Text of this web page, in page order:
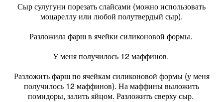
Сыр сулугуни порезать слайсами (можно использовать
моцареллу или любой полутвердый сыр).
Разложила фарш в ячейки силиконовой формы.
У меня получилось 12 маффинов.
Разложить фарш по ячейкам силиконовой формы (у меня
получилось 12 маффинов). На маффины выложить
помидоры, залить яйцом. Разложить сверху сыр.